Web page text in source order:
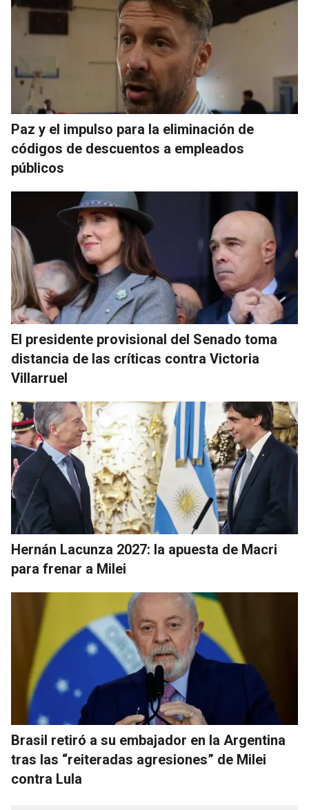
Paz y el impulso para la eliminación de
códigos de descuentos a empleados
públicos
El presidente provisional del Senado toma
distancia de las críticas contra Victoria
Villarruel
Hernán Lacunza 2027: la apuesta de Macri
para frenar a Milei
Brasil retiró a su embajador en la Argentina
tras las “reiteradas agresiones” de Milei
contra Lula